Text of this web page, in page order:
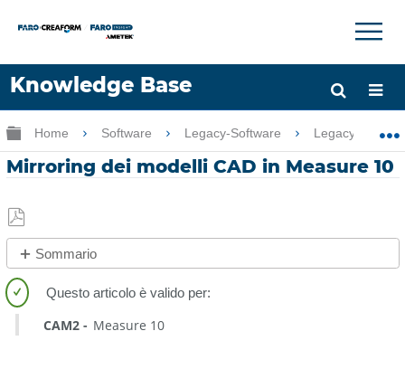
Knowledge Base
Lingua
Chiedere aiuto Accesso
×
Ingrandisci/riduci gerarchia globale
Home Software Legacy-Software Legacy-
Mirroring dei modelli CAD in Measure 10
Salva
come
PDF
Sommario
No
intestazioni
CAM2 Measure 10